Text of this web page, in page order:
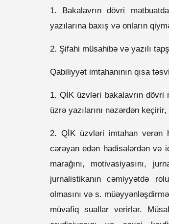
1. Bakalavrın dövri
yazılarına baxış və onların
2. Şifahi müsahibə və yazılı
Qabiliyyət imtahanının qısa
1. QİK üzvləri bakalavrın dövri
üzrə yazılarını nəzərdən
2. QİK üzvləri imtahan verən
cərəyan edən hadisələrdən və
marağını, motivasiyasını,
jurnalistikanın cəmiyyətdə
olmasını və s.
müvafiq suallar verirlər.